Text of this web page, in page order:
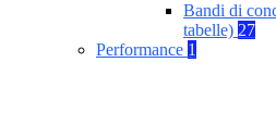
Bandi di
tabelle) 27
Performance 1